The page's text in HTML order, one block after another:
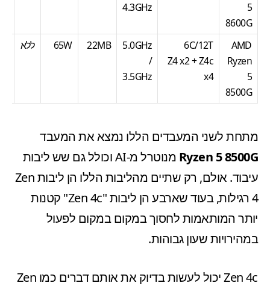
5
8600G
4.3GHz
AMD
Ryzen
5
8500G
6C/12T
Z4 x2 + Z4c
x4
5.0GHz
/
3.5GHz
22MB
65W ללא
מתחת לשני המעבדים הללו נמצא את המעבד
Ryzen 5 8500G
מנוטרל מ-AI וכולל גם שש ליבות
עיבוד. אולם, רק שתיים מהליבות הללו הן ליבות Zen
4 רגילות, בעוד שארבע הן ליבות "Zen 4c" קטנות
יותר המותאמות לחסוך במקום במקום לפעול
במהירויות שעון גבוהות.
Zen 4c יכול לעשות בדיוק את אותם דברים כמו Zen